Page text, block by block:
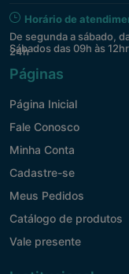
Horário de
De segunda a sábado,
24h
Sábados das 09h às
Páginas
Página Inicial
Fale Conosco
Minha Conta
Cadastre-se
Meus Pedidos
Catálogo de produtos
Vale presente